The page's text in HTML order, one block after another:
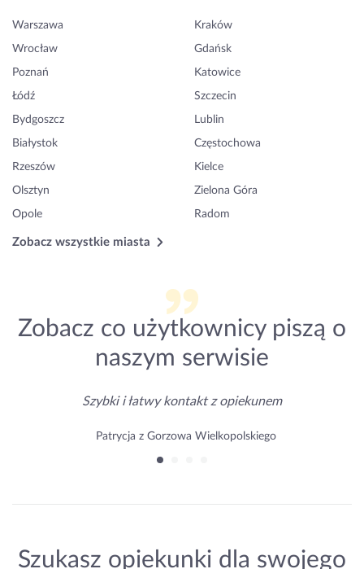
Warszawa Kraków
Wrocław Gdańsk
Poznań Katowice
Łódź Szczecin
Bydgoszcz Lublin
Białystok Częstochowa
Rzeszów Kielce
Olsztyn Zielona Góra
Opole Radom
Zobacz wszystkie miasta
Zobacz co użytkownicy piszą o
naszym serwisie
Szybki i łatwy kontakt z opiekunem
Patrycja z Gorzowa Wielkopolskiego
Szukasz opiekunki dla swojego